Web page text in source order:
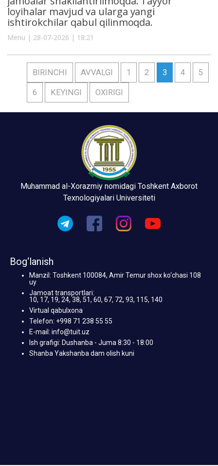
loyihalar mavjud va ularga yangi
ishtirokchilar qabul qilinmoqda.
Menu | 28-07-2026 | 18:21
BIRINCHI AVVALGI 1 2 3 4 5
6 KEYINGI OXIRIGI
Muhammad al-Xorazmiy nomidagi Toshkent Axborot
Texnologiyalari Universiteti
Bog‘lanish
Manzil: Toshkent 100084, Amir Temur shox ko‘chasi 108
uy
Jamoat transportlari:
10, 17, 19, 24, 38, 51, 60, 67, 72, 93, 115, 140
Virtual qabulxona
Telefon: +998 71 238 55 55
E-mail: info@tuit.uz
Ish grafigi: Dushanba - Juma 8:30 - 18:00
Shanba Yakshanba dam olish kuni